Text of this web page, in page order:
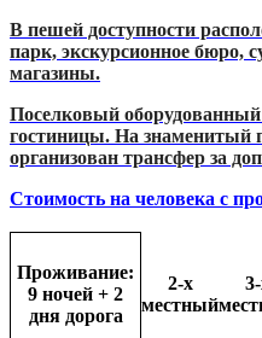
В пешей доступности
парк, экскурсионное бюро,
магазины.
Поселковый
гостиницы. На знаменитый
организован трансфер за
Стоимость на человека с
Проживание:
9 ночей + 2
дня дорога
2-х
местный